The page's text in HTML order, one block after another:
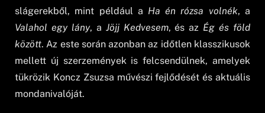
slágerekből, mint például a Ha én rózsa volnék, a
Valahol egy lány, a Jöjj Kedvesem, és az Ég és föld
között. Az este során azonban az időtlen klasszikusok
mellett új szerzemények is felcsendülnek, amelyek
tükrözik Koncz Zsuzsa művészi fejlődését és aktuális
mondanivalóját.